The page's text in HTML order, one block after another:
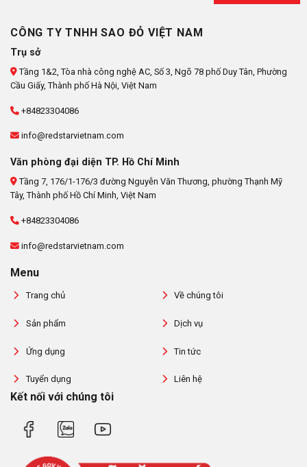
CÔNG TY TNHH SAO ĐỎ VIỆT NAM
Trụ sở
Tầng 1&2, Tòa nhà công nghệ AC, Số 3, Ngõ 78 phố Duy Tân, Phường
Cầu Giấy, Thành phố Hà Nội, Việt Nam
+84823304086
info@redstarvietnam.com
Văn phòng đại diện TP. Hồ Chí Minh
Tầng 7, 176/1-176/3 đường Nguyễn Văn Thương, phường Thạnh Mỹ
Tây, Thành phố Hồ Chí Minh, Việt Nam
+84823304086
info@redstarvietnam.com
Menu
Trang chủ Về chúng tôi
Sản phẩm Dịch vụ
Ứng dụng Tin tức
Tuyển dụng Liên hệ
Kết nối với chúng tôi